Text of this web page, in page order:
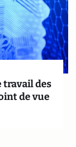
travail des
de vue